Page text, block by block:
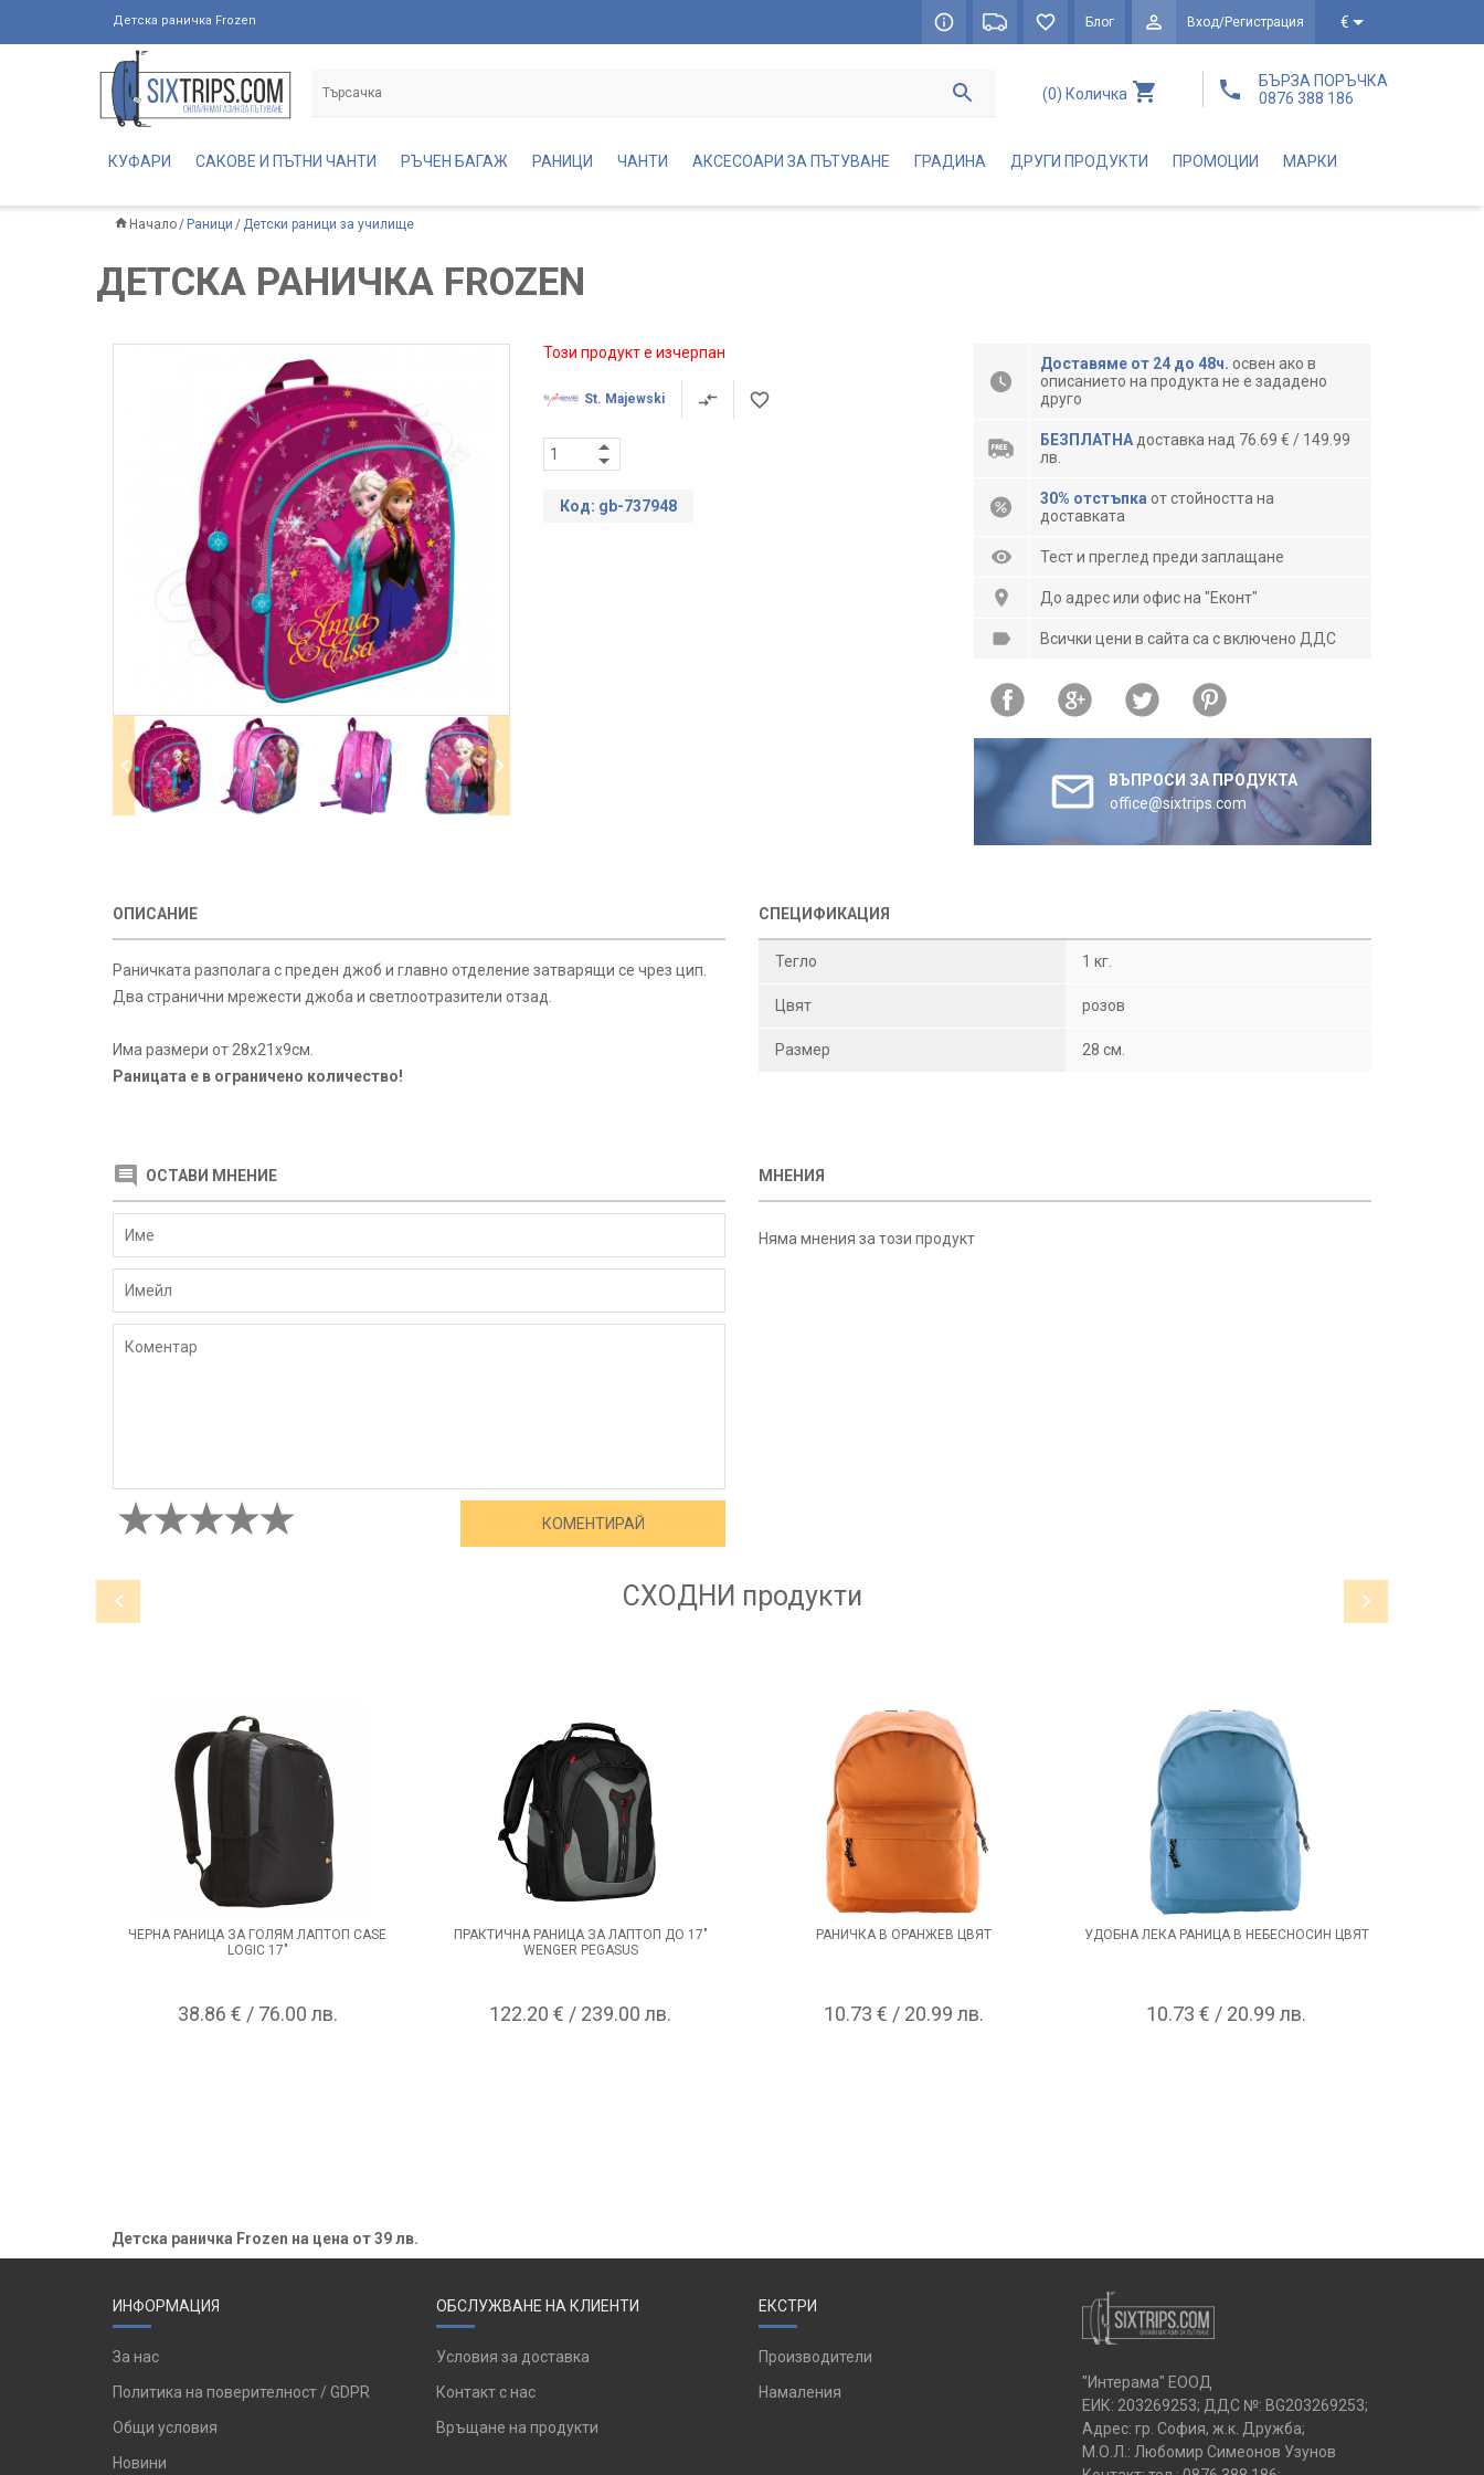
Детска раничка Frozen Блог Вход/Регистрация €
(0) Количка
БЪРЗА ПОРЪЧКА
0876 388 186
КУФАРИ САКОВЕ И ПЪТНИ ЧАНТИ РЪЧЕН БАГАЖ РАНИЦИ ЧАНТИ АКСЕСОАРИ ЗА ПЪТУВАНЕ ГРАДИНА ДРУГИ ПРОДУКТИ ПРОМОЦИИ МАРКИ
Начало Раници Детски раници за училище
ДЕТСКА РАНИЧКА FROZEN
Този продукт е изчерпан
St. Majewski
Код: gb-737948
Доставяме от 24 до 48ч. освен ако в
описанието на продукта не е зададено
друго
БЕЗПЛАТНА доставка над 76.69 € / 149.99
лв.
30% отстъпка от стойността на
доставката
Тест и преглед преди заплащане
До адрес или офис на "Еконт"
Всички цени в сайта са с включено ДДС
ВЪПРОСИ ЗА ПРОДУКТА
office@sixtrips.com
ОПИСАНИЕ
Раничката разполага с преден джоб и главно отделение затварящи се чрез цип.
Два странични мрежести джоба и светлоотразители отзад.
Има размери от 28х21х9см.
Раницата е в ограничено количество!
СПЕЦИФИКАЦИЯ
Тегло 1 кг.
Цвят розов
Размер 28 см.
ОСТАВИ МНЕНИЕ МНЕНИЯ
Няма мнения за този продукт
СХОДНИ продукти
ЧЕРНА РАНИЦА ЗА ГОЛЯМ ЛАПТОП CASE
LOGIC 17"
38.86 € / 76.00 лв.
ПРАКТИЧНА РАНИЦА ЗА ЛАПТОП ДО 17"
WENGER PEGASUS
122.20 € / 239.00 лв.
РАНИЧКА В ОРАНЖЕВ ЦВЯТ
10.73 € / 20.99 лв.
УДОБНА ЛЕКА РАНИЦА В НЕБЕСНОСИН ЦВЯТ
10.73 € / 20.99 лв.
Детска раничка Frozen на цена от 39 лв.
ИНФОРМАЦИЯ
За нас
Политика на поверителност / GDPR
Общи условия
Новини
ОБСЛУЖВАНЕ НА КЛИЕНТИ
Условия за доставка
Контакт с нас
Връщане на продукти
ЕКСТРИ
Производители
Намаления
"Интерама" ЕООД
ЕИК: 203269253; ДДС №: BG203269253;
Адрес: гр. София, ж.к. Дружба;
М.О.Л.: Любомир Симеонов Узунов